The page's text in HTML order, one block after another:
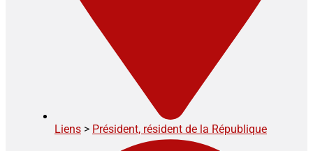
Liens > Président, résident de la République